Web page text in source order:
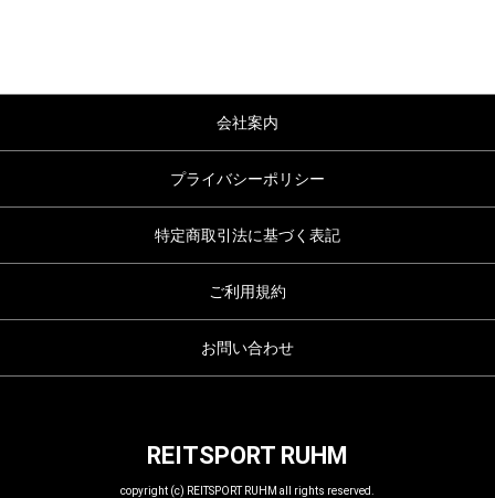
会社案内
プライバシーポリシー
特定商取引法に基づく表記
ご利用規約
お問い合わせ
REITSPORT RUHM
copyright (c) REITSPORT RUHM all rights reserved.